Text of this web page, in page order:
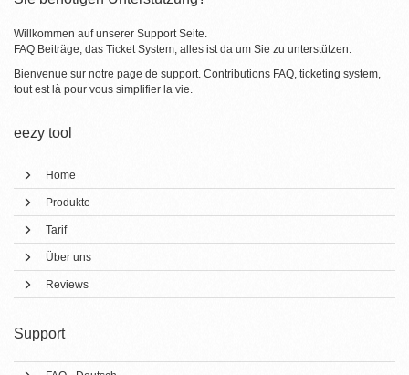
Willkommen auf unserer Support Seite.
FAQ Beiträge, das Ticket System, alles ist da um Sie zu unterstützen.
Bienvenue sur notre page de support. Contributions FAQ, ticketing system,
tout est là pour vous simplifier la vie.
eezy tool
Home
Produkte
Tarif
Über uns
Reviews
Support